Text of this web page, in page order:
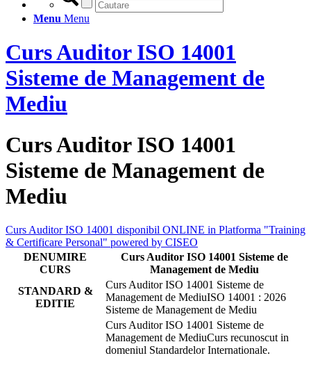
Menu Menu
Curs Auditor ISO 14001
Sisteme de Management de
Mediu
Curs Auditor ISO 14001
Sisteme de Management de
Mediu
Curs Auditor ISO 14001 disponibil ONLINE in Platforma "Training
& Certificare Personal" powered by CISEO
DENUMIRE
CURS
Curs Auditor ISO 14001 Sisteme de
Management de Mediu
STANDARD &
EDITIE
ISO 14001 : 2026
Sisteme de Management de Mediu
Curs recunoscut in
domeniul Standardelor Internationale.